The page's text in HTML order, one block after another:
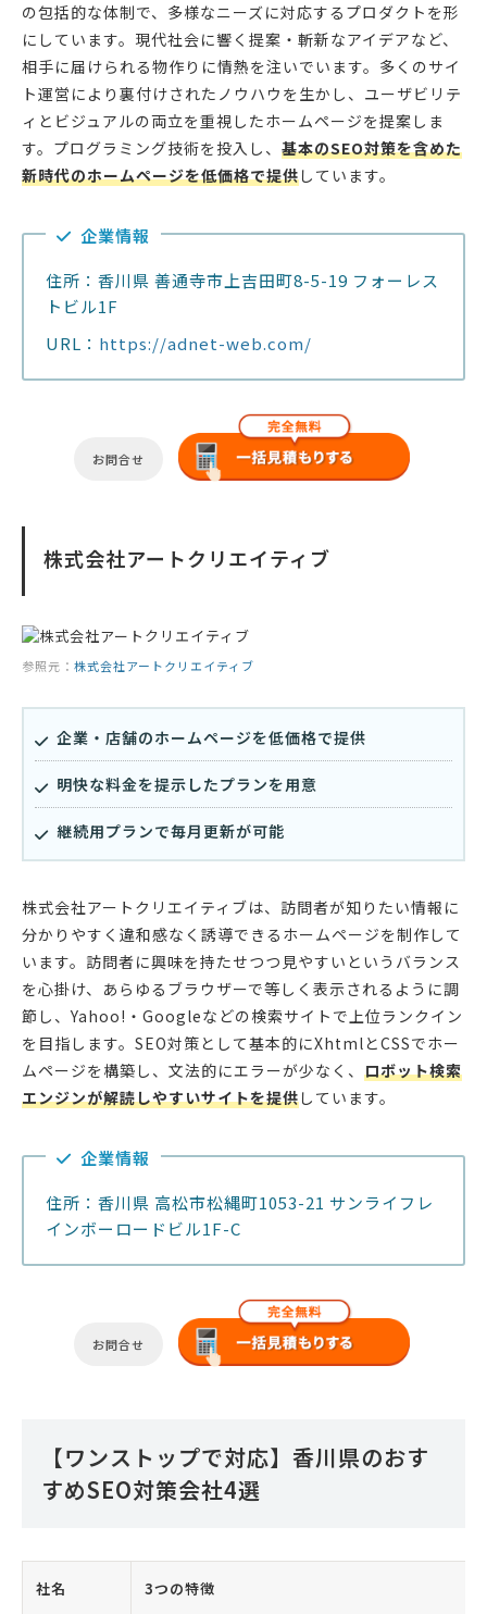
の包括的な体制で、多様なニーズに対応するプロダクトを形
にしています。現代社会に響く提案・斬新なアイデアなど、
相手に届けられる物作りに情熱を注いでいます。多くのサイ
ト運営により裏付けされたノウハウを生かし、ユーザビリテ
ィとビジュアルの両立を重視したホームページを提案しま
す。プログラミング技術を投入し、 基本のSEO対策を含めた
新時代のホームページを低価格で提供しています。
企業情報
住所：香川県 善通寺市上吉田町8-5-19 フォーレス
トビル1F
URL： https://adnet-web.com/
お問合せ
株式会社アートクリエイティブ
参照元： 株式会社アートクリエイティブ
企業・店舗のホームページを低価格で提供
明快な料金を提示したプランを用意
継続用プランで毎月更新が可能
株式会社アートクリエイティブは、訪問者が知りたい情報に
分かりやすく違和感なく誘導できるホームページを制作して
います。訪問者に興味を持たせつつ見やすいというバランス
を心掛け、あらゆるブラウザーで等しく表示されるように調
節し、Yahoo!・Googleなどの検索サイトで上位ランクイン
を目指します。SEO対策として基本的にXhtmlとCSSでホー
ムページを構築し、文法的にエラーが少なく、 ロボット検索
エンジンが解読しやすいサイトを提供しています。
企業情報
住所：香川県 高松市松縄町1053-21 サンライフレ
インボーロードビル1F-C
お問合せ
【ワンストップで対応】香川県のおす
すめSEO対策会社4選
社名 3つの特徴